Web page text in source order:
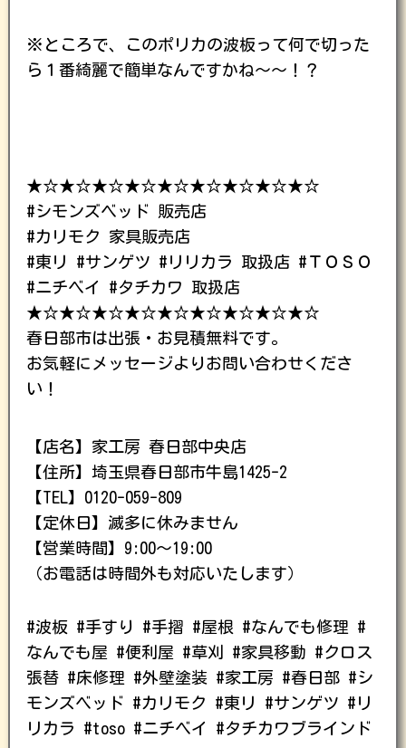
※ところで、このポリカの波板って何で切った
ら１番綺麗で簡単なんですかね〜〜！？
★☆★☆★☆★☆★☆★☆★☆★☆★☆
#シモンズベッド 販売店
#カリモク 家具販売店
#東リ #サンゲツ #リリカラ 取扱店 #ＴＯＳＯ
#ニチベイ #タチカワ 取扱店
★☆★☆★☆★☆★☆★☆★☆★☆★☆
春日部市は出張・お見積無料です。
お気軽にメッセージよりお問い合わせくださ
い！
【店名】家工房 春日部中央店
【住所】埼玉県春日部市牛島1425-2
【TEL】0120-059-809
【定休日】滅多に休みません
【営業時間】9:00〜19:00
（お電話は時間外も対応いたします）
#波板 #手すり #手摺 #屋根 #なんでも修理 #
なんでも屋 #便利屋 #草刈 #家具移動 #クロス
張替 #床修理 #外壁塗装 #家工房 #春日部 #シ
モンズベッド #カリモク #東リ #サンゲツ #リ
リカラ #toso #ニチベイ #タチカワブラインド